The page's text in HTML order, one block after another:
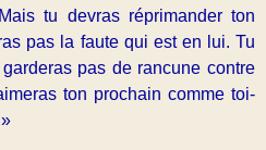
tu devras réprimander ton
pas la faute qui est en lui. Tu
pas de rancune contre
ton prochain comme toi-